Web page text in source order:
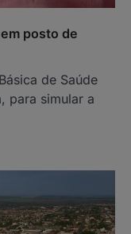
posto de
de Saúde
para simular a